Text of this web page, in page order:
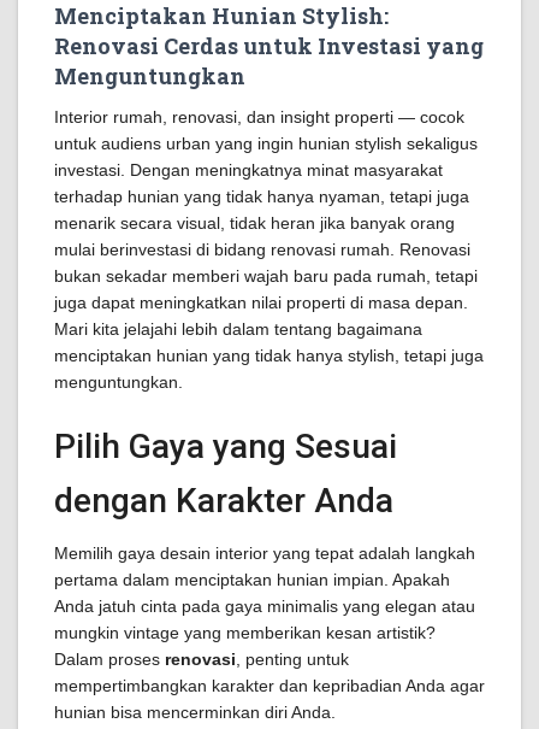
Menciptakan Hunian Stylish:
Renovasi Cerdas untuk Investasi yang
Menguntungkan
Interior rumah, renovasi, dan insight properti — cocok
untuk audiens urban yang ingin hunian stylish sekaligus
investasi. Dengan meningkatnya minat masyarakat
terhadap hunian yang tidak hanya nyaman, tetapi juga
menarik secara visual, tidak heran jika banyak orang
mulai berinvestasi di bidang renovasi rumah. Renovasi
bukan sekadar memberi wajah baru pada rumah, tetapi
juga dapat meningkatkan nilai properti di masa depan.
Mari kita jelajahi lebih dalam tentang bagaimana
menciptakan hunian yang tidak hanya stylish, tetapi juga
menguntungkan.
Pilih Gaya yang Sesuai
dengan Karakter Anda
Memilih gaya desain interior yang tepat adalah langkah
pertama dalam menciptakan hunian impian. Apakah
Anda jatuh cinta pada gaya minimalis yang elegan atau
mungkin vintage yang memberikan kesan artistik?
Dalam proses renovasi , penting untuk
mempertimbangkan karakter dan kepribadian Anda agar
hunian bisa mencerminkan diri Anda.